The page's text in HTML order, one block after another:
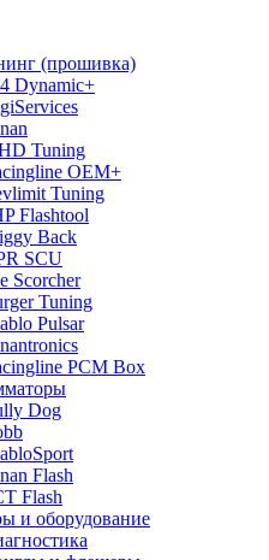
(прошивка)
Dynamic+
Tuning
OEM+
Tuning
Flashtool
Back
SCU
Scorcher
Tuning
Pulsar
PCM Box
Dog
Flash
Flash
и оборудование